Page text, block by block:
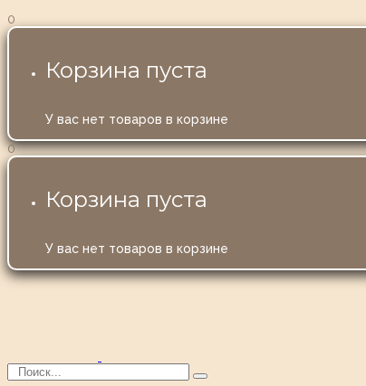
0
Корзина пуста
У вас нет товаров в корзине
0
Корзина пуста
У вас нет товаров в корзине